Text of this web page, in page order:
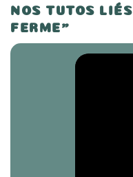
NOS TUTOS
FERME"